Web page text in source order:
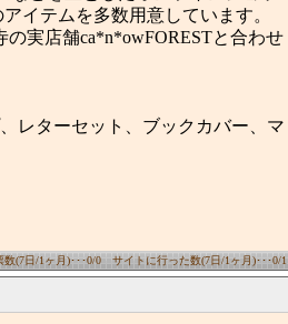
イテムを多数用意しています。
実店舗ca*n*owFORESTと合わせ
レターセット、ブックカバー、マ
数(7日/1ヶ月)･･･0/0 サイトに行った数(7日/1ヶ月)･･･0/1